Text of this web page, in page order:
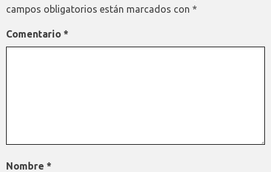
campos obligatorios están marcados con *
Comentario *
Nombre *